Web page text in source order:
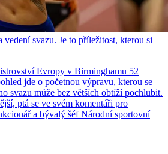
vedení svazu. Je to příležitost, kterou si
Evropy v Birminghamu 52
jde o početnou výpravu, kterou se
svazu může bez větších obtíží pochlubit.
ptá se ve svém komentáři pro
a bývalý šéf Národní sportovní